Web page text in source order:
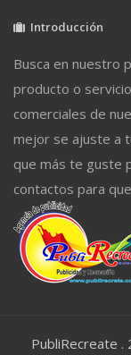
Introducción
Busca en nuestro
producto o
comerciales de
mejor se ajuste a
que más te guste
contactos para
PubliRecreate